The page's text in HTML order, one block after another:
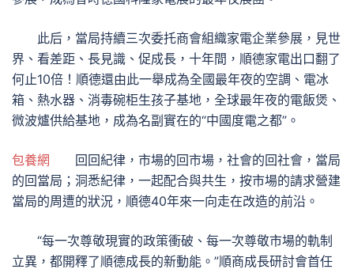
此后，當局持續三次委托商會組織家電企業參展，見世
界、看差距、長見識、促成長，十年間，順德家電出口翻了
何止10倍！順德還由此一舉成為全國最年夜的空調、電冰
箱、熱水器、消毒碗柜生孩子基地，全球最年夜的電飯煲、
微波爐供給基地，成為名副實在的“中國度電之都”。
包養網 回回紀律，市場的回市場，社會的回社會，當局
的回當局；洞悉紀律，一起配合與共生，按市場的請求營建
當局的周遭的狀況，順德40年來一向走在改造的前沿。
“每一次尊敬現實的政策衝破、每一次尊敬市場的軌制
立異，都開釋了順德成長的新動能。”順商成長研討會首任